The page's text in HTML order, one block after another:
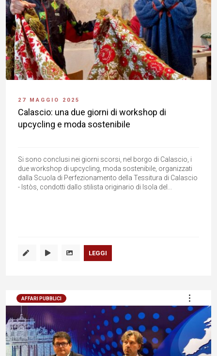
27 MAGGIO 2025
Calascio: una due giorni di workshop di
upcycling e moda sostenibile
Si sono conclusi nei giorni scorsi, nel borgo di Calascio, i
due workshop di upcycling, moda sostenibile, organizzati
dalla Scuola di Perfezionamento della Tessitura di Calascio
- Istòs, condotti dallo stilista originario di Isola del...
LEGGI
AFFARI PUBBLICI